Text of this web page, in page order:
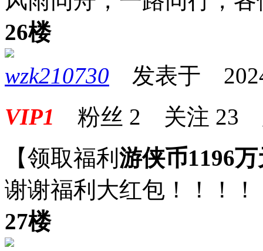
26楼
wzk210730 发表于
VIP1 粉丝 2 关注 23
【领取福利 游侠币1196
谢谢福利大红包！！！！
27楼